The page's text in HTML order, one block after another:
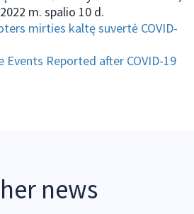
m. spalio 10 d.
mirties kaltę suvertė COVID-
Events Reported after COVID-19
news